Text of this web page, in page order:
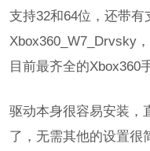
支持32和64位，还带
Xbox360_W7_Drvsky
目前最齐全的Xbox360
驱动本身很容易安装，
了，无需其他的设置很